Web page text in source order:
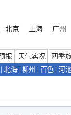
北京 上海 广州
报 天气实况 四季
北海 柳州 百色 河